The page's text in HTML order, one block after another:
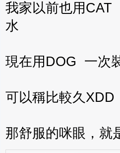
我家以前也用
水
現在用DOG 一次
可以稱比較久
那舒服的咪眼，就